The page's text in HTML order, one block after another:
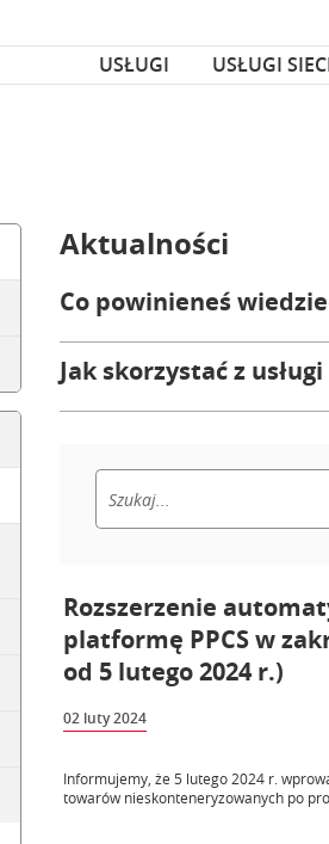
czcionka
USŁUGI
USŁUGI
Aktualności
Co powinieneś
Jak skorzystać z
Rozszerzenie
platformę PPCS w
od 5 lutego 2024 r.)
02 luty 2024
Informujemy, że 5 lutego 2024 r.
towarów nieskonteneryzowanych po